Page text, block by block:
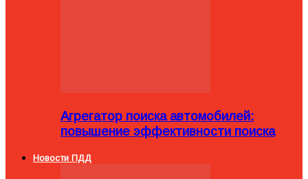
Агрегатор поиска автомобилей:
повышение эффективности поиска
Новости ПДД